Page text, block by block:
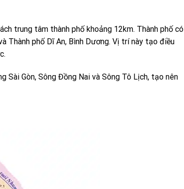
trung tâm thành phố khoảng 12km. Thành phố có
Thành phố Dĩ An, Bình Dương. Vị trí này tạo điều
Sài Gòn, Sông Đồng Nai và Sông Tô Lịch, tạo nên